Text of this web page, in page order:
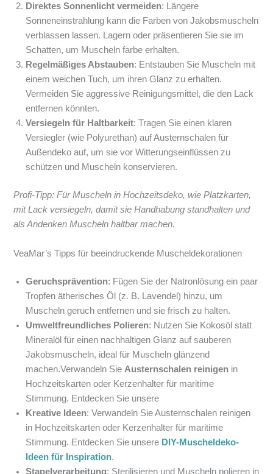
Direktes Sonnenlicht vermeiden: Längere
Sonneneinstrahlung kann die Farben von Jakobsmuscheln
verblassen lassen. Lagern oder präsentieren Sie sie im
Schatten, um Muscheln farbe erhalten.
Regelmäßiges Abstauben: Entstauben Sie Muscheln mit
einem weichen Tuch, um ihren Glanz zu erhalten.
Vermeiden Sie aggressive Reinigungsmittel, die den Lack
entfernen könnten.
Versiegeln für Haltbarkeit: Tragen Sie einen klaren
Versiegler (wie Polyurethan) auf Austernschalen für
Außendeko auf, um sie vor Witterungseinflüssen zu
schützen und Muscheln konservieren.
Profi-Tipp: Für Muscheln in Hochzeitsdeko, wie Platzkarten,
mit Lack versiegeln, damit sie Handhabung standhalten und
als Andenken Muscheln haltbar machen.
VeaMar’s Tipps für beeindruckende Muscheldekorationen
Geruchsprävention: Fügen Sie der Natronlösung ein paar
Tropfen ätherisches Öl (z. B. Lavendel) hinzu, um
Muscheln geruch entfernen und sie frisch zu halten.
Umweltfreundliches Polieren: Nutzen Sie Kokosöl statt
Mineralöl für einen nachhaltigen Glanz auf sauberen
Jakobsmuscheln, ideal für Muscheln glänzend
machen.Verwandeln Sie Austernschalen reinigen in
Hochzeitskarten oder Kerzenhalter für maritime
Stimmung. Entdecken Sie unsere
Kreative Ideen: Verwandeln Sie Austernschalen reinigen
in Hochzeitskarten oder Kerzenhalter für maritime
Stimmung. Entdecken Sie unsere DIY-Muscheldeko-
Ideen für Inspiration.
Stapelverarbeitung: Sterilisieren und Muscheln polieren in